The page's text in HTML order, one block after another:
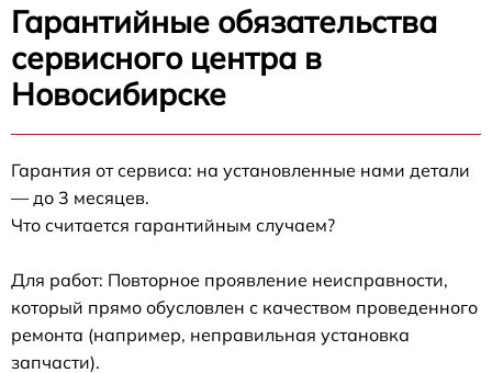
Гарантийные обязательства
сервисного центра в
Новосибирске
Гарантия от сервиса: на установленные нами детали
— до 3 месяцев.
Что считается гарантийным случаем?
Для работ: Повторное проявление неисправности,
который прямо обусловлен с качеством проведенного
ремонта (например, неправильная установка
запчасти).